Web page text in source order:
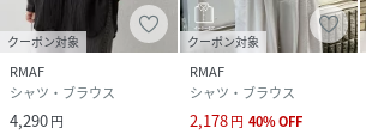
クーポン対象
RMAF
シャツ・ブラウス
4,290円
クーポン対象
RMAF
シャツ・ブラウス
2,178円 40%OFF